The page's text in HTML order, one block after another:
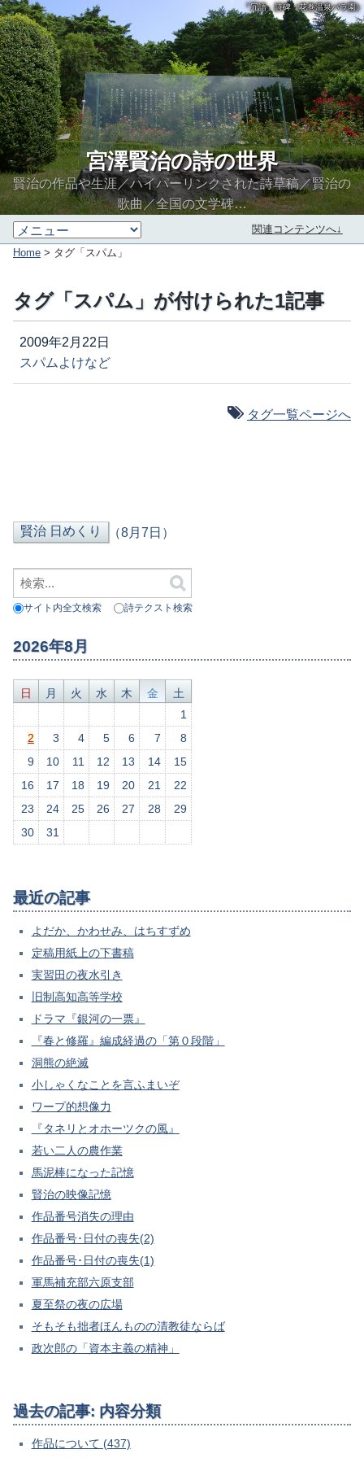
「冗語」詩碑（花巻温泉バラ園）
宮澤賢治の詩の世界
賢治の作品や生涯／ハイパーリンクされた詩草稿／賢治の
歌曲／全国の文学碑…
関連コンテンツへ↓
Home > タグ「スパム」
タグ「スパム」が付けられた1記事
2009年2月22日
スパムよけなど
タグ一覧ページへ
（8月7日）
サイト内全文検索 詩テクスト検索
2026年8月
日 月 火 水 木 金
土
1
2
3 4 5 6 7
8
9
10 11 12 13 14
15
16
17 18 19 20 21
22
23
24 25 26 27 28
29
30
31
最近の記事
よだか、かわせみ、はちすずめ
定稿用紙上の下書稿
実習田の夜水引き
旧制高知高等学校
ドラマ『銀河の一票』
『春と修羅』編成経過の「第０段階」
洞熊の絶滅
小しゃくなことを言ふまいぞ
ワープ的想像力
『タネリとオホーツクの風』
若い二人の農作業
馬泥棒になった記憶
賢治の映像記憶
作品番号消失の理由
作品番号･日付の喪失(2)
作品番号･日付の喪失(1)
軍馬補充部六原支部
夏至祭の夜の広場
そもそも拙者ほんものの清教徒ならば
政次郎の「資本主義の精神」
過去の記事: 内容分類
作品について (437)